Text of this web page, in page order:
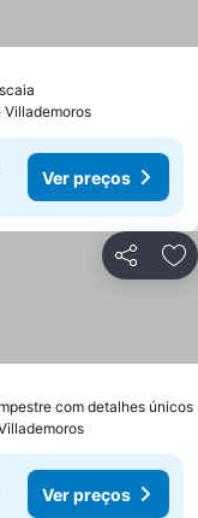
Villademoros
Ver preços
Partilhar
com detalhes únicos
Ver preços